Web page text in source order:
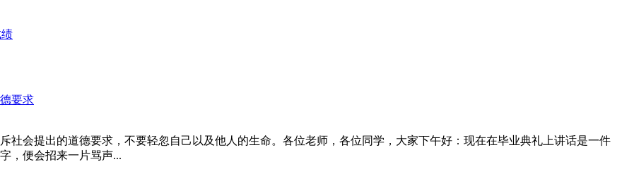
社会提出的道德要求，不要轻忽自己以及他人的生命。各位老师，各位同学，大家下午好：现在在毕业典礼上讲话是一件
，便会招来一片骂声...